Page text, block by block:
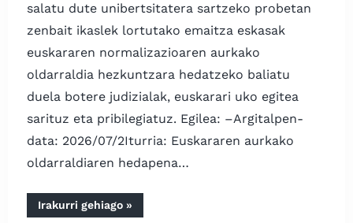
salatu dute unibertsitatera sartzeko probetan
zenbait ikaslek lortutako emaitza eskasak
euskararen normalizazioaren aurkako
oldarraldia hezkuntzara hedatzeko baliatu
duela botere judizialak, euskarari uko egitea
sarituz eta pribilegiatuz. Egilea: –Argitalpen-
data: 2026/07/2Iturria: Euskararen aurkako
oldarraldiaren hedapena…
Irakurri gehiago“Euskararen
aurkako
»